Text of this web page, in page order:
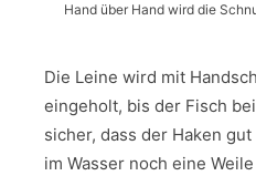
Hand über Hand wird die
Die Leine wird mit
eingeholt, bis der Fisch
sicher, dass der Haken
im Wasser noch eine